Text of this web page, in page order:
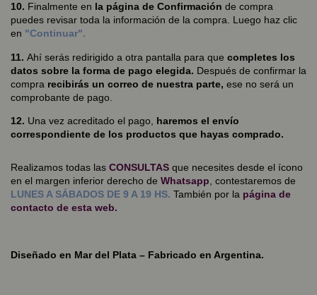
10. Finalmente en la página de Confirmación de compra
puedes revisar toda la información de la compra. Luego haz clic
en "Continuar".
11. Ahí serás redirigido a otra pantalla para que completes los
datos sobre la forma de pago elegida. Después de confirmar la
compra recibirás un correo de nuestra parte, ese no será un
comprobante de pago.
12. Una vez acreditado el pago, haremos el envío
correspondiente de los productos que hayas comprado.
Realizamos todas las CONSULTAS que necesites desde el ícono
en el margen inferior derecho de Whatsapp, contestaremos de
LUNES A SÁBADOS DE 9 A 19 HS. También por la página de
contacto de esta web.
Diseñado en Mar del Plata – Fabricado en Argentina.